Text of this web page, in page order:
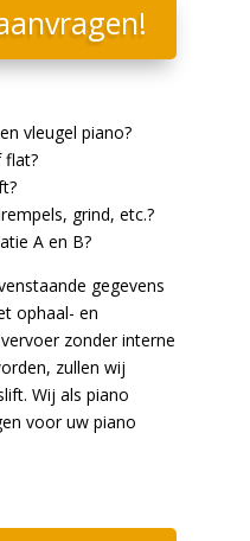
vleugel piano?
flat?
grind, etc.?
A en B?
gegevens
ophaal- en
zonder interne
zullen wij
Wij als piano
voor uw piano